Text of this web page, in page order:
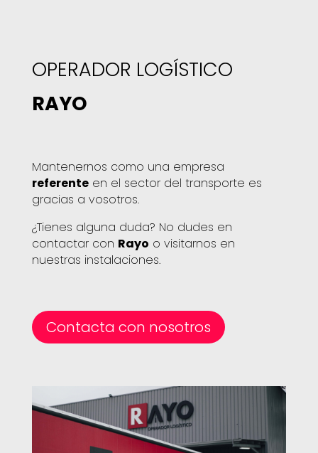
OPERADOR LOGÍSTICO
RAYO
Mantenernos como una empresa
referenteen el sector del transporte es
gracias a vosotros.
¿Tienes alguna duda? No dudes en
contactar con Rayo o visitarnos en
nuestras instalaciones.
Contacta con nosotros